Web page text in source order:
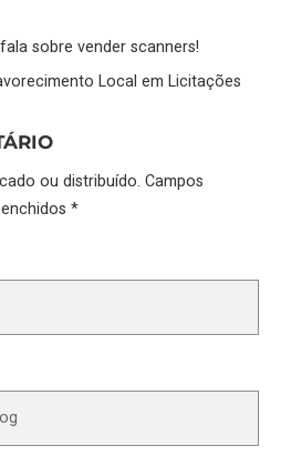
sobre vender scanners!
Local em Licitações
ou distribuído. Campos
*